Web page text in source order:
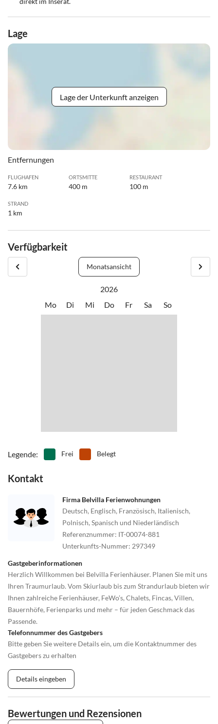
Lage
Lage der Unterkunft anzeigen
Entfernungen
FLUGHAFEN
7.6 km
ORTSMITTE
400 m
RESTAURANT
100 m
STRAND
1 km
Verfügbarkeit
Monatsansicht
2026
Mo
Di Mi Do Fr Sa So
Legende: Frei Belegt
Kontakt
Firma Belvilla Ferienwohnungen
Deutsch, Englisch, Französisch, Italienisch,
Polnisch, Spanisch und Niederländisch
Referenznummer: IT-00074-881
Unterkunfts-Nummer: 297349
Gastgeberinformationen
Herzlich Willkommen bei Belvilla Ferienhäuser. Planen Sie mit uns
Ihren Traumurlaub. Vom Skiurlaub bis zum Strandurlaub bieten wir
Ihnen zahlreiche Ferienhäuser, FeWo’s, Chalets, Fincas, Villen,
Bauernhöfe, Ferienparks und mehr – für jeden Geschmack das
Passende.
Telefonnummer des Gastgebers
Bitte geben Sie weitere Details ein, um die Kontaktnummer des
Gastgebers zu erhalten
Details eingeben
Bewertungen und Rezensionen